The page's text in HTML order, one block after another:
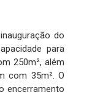
do
para
250m², além
com 35m². O
encerramento